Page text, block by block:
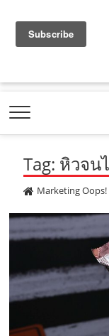
a
e
b
o
o
k
.
c
o
t
b
e
.
c
o
m
.
o
e
m
e
Tag: หิวจน
Marketing Oops!